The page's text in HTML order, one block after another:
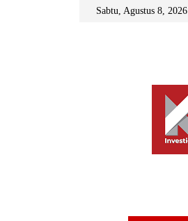
Sabtu, Agustus 8, 2026